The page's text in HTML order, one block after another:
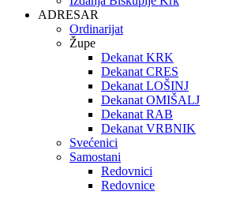
ADRESAR
Ordinarijat
Župe
Dekanat KRK
Dekanat CRES
Dekanat LOŠINJ
Dekanat OMIŠALJ
Dekanat RAB
Dekanat VRBNIK
Svećenici
Samostani
Redovnici
Redovnice